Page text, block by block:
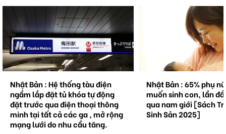
Nhật Bản : Hệ thống tàu điện
ngầm lắp đặt tủ khóa tự động
đặt trước qua điện thoại thông
minh tại tất cả các ga , mở rộng
mạng lưới do nhu cầu tăng.
Nhật Bản : 65% phụ
muốn sinh con, lần
qua nam giới [Sách
Sinh Sản 2025]